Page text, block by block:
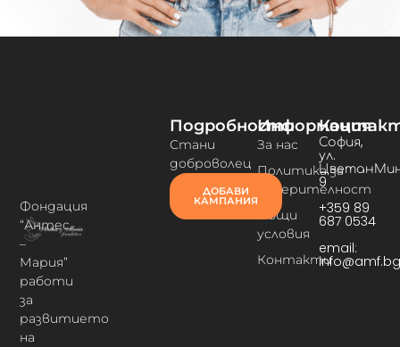
Фондация
“Антес
–
Мария”
работи
за
развитието
на
София,
ул.
9
+359 89
687 0534
email:
info@amf.bg
Информация
За нас
Политика за
поверителност
Общи
условия
Контакти
Подробности
Стани
доброволец
ДОБАВИ
КАМПАНИЯ